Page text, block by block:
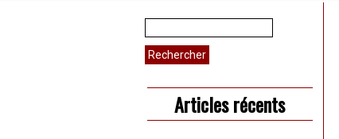
Rechercher :
Articles récents